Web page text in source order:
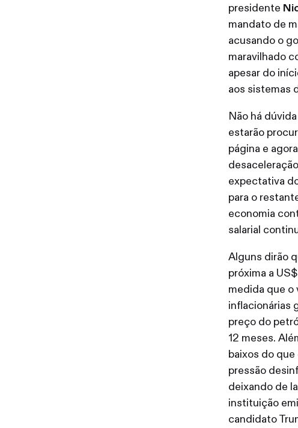
presidente
mandato de
acusando o
maravilhado
apesar do
aos sistemas
Não há
estarão
página e
expectativa
para o
economia
salarial
Alguns dirão
próxima a
medida que o
inflacionárias
preço do
12 meses.
baixos do
pressão
deixando de
instituição
candidato